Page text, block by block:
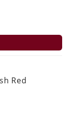
Red